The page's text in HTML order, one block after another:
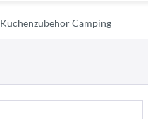
Küchenzubehör Camping